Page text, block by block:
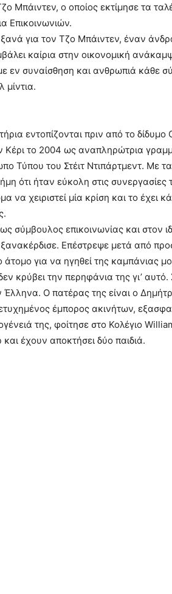
Μπάιντεν, ο οποίος εκτίμησε τα
Επικοινωνιών.
ξανά για τον Τζο Μπάιντεν, έναν
καίρια στην οικονομική
εν συναίσθηση και ανθρωπιά
εντοπίζονται πριν από το
Κέρι το 2004 ως αναπληρώτρια
Τύπου του Στέιτ Ντιπάρτμεντ. Με
ότι ήταν εύκολη στις συνεργασίες
να χειριστεί μία κρίση και το έχει
σύμβουλος επικοινωνίας και στον
ξανακέρδισε. Επέστρεψε μετά από
για να ηγηθεί της καμπάνιας
κρύβει την περηφάνια της γι’ αυτό.
Έλληνα. Ο πατέρας της είναι ο
έμπορος ακινήτων,
της, φοίτησε στο Κολέγιο
έχουν αποκτήσει δύο παιδιά.